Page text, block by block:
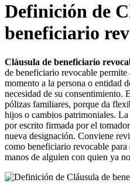
Definición de
beneficiario
Cláusula de beneficiario
de beneficiario revocable
momento a la persona o entidad
necesidad de su consentimiento.
pólizas familiares, porque da
hijos o cambios patrimoniales.
por escrito firmada por el
nueva designación. Conviene
como beneficiario revocable
manos de alguien con quien ya